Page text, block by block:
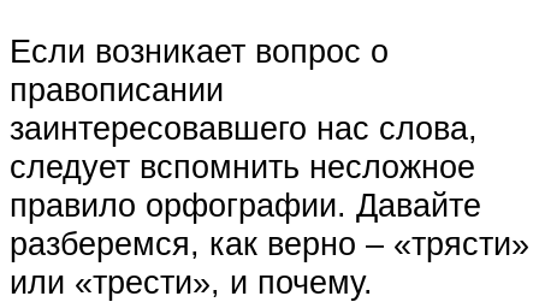
Если возникает вопрос о
правописании
заинтересовавшего нас слова,
следует вспомнить несложное
правило орфографии. Давайте
разберемся, как верно – «трясти»
или «трести», и почему.